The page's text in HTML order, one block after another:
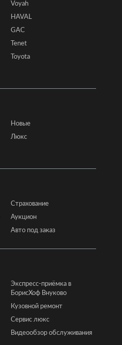
Voyah
HAVAL
GAC
Tenet
Toyota
Новые
Люкс
Страхование
Аукцион
Авто под заказ
Экспресс-приёмка в
БорисХоф Внуково
Кузовной ремонт
Сервис люкс
Видеообзор обслуживания